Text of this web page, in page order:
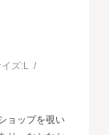
ズ:L
ョップを覗い